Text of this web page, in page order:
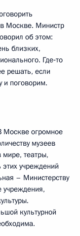
Москве. Министр
об этом:
близких,
Где‑то
решать, если
и поговорим.
Москве огромное
музеев
мире, театры,
учреждений
– Министерству
учреждения,
культурной